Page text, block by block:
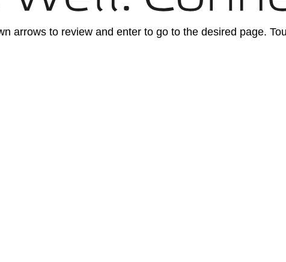
arrows to review and enter to go to the desired page.